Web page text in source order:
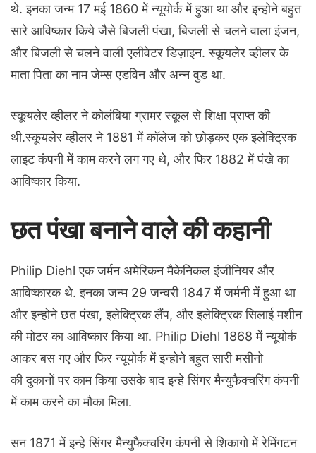
थे. इनका जन्म 17 मई 1860 में न्यूयोर्क में हुआ था और इन्होने बहुत
सारे आविष्कार किये जैसे बिजली पंखा, बिजली से चलने वाला इंजन,
और बिजली से चलने वाली एलीवेटर डिज़ाइन. स्कूयलेर व्हीलर के
माता पिता का नाम जेम्स एडविन और अन्न वुड था.
स्कूयलेर व्हीलर ने कोलंबिया ग्रामर स्कूल से शिक्षा प्राप्त की
थी.स्कूयलेर व्हीलर ने 1881 में कॉलेज को छोड़कर एक इलेक्ट्रिक
लाइट कंपनी में काम करने लग गए थे, और फिर 1882 में पंखे का
आविष्कार किया.
छत पंखा बनाने वाले की कहानी
Philip Diehl एक जर्मन अमेरिकन मैकेनिकल इंजीनियर और
आविष्कारक थे. इनका जन्म 29 जन्वरी 1847 में जर्मनी में हुआ था
और इन्होने छत पंखा, इलेक्ट्रिक लैंप, और इलेक्ट्रिक सिलाई मशीन
की मोटर का आविष्कार किया था. Philip Diehl 1868 में न्यूयोर्क
आकर बस गए और फिर न्यूयोर्क में इन्होने बहुत सारी मसीनो
की दुकानों पर काम किया उसके बाद इन्हे सिंगर मैन्युफैक्चरिंग कंपनी
में काम करने का मौका मिला.
सन 1871 में इन्हे सिंगर मैन्युफैक्चरिंग कंपनी से शिकागो में रेमिंगटन